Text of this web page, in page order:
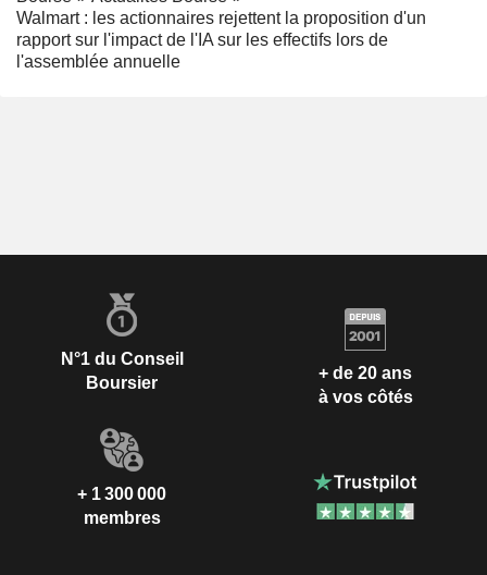
Walmart : les actionnaires rejettent la proposition d'un
rapport sur l'impact de l'IA sur les effectifs lors de
l'assemblée annuelle
N°1 du Conseil
Boursier
+ de 20 ans
à vos côtés
+ 1 300 000
membres